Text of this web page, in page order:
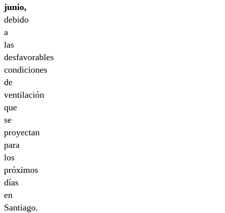
junio,
debido
a
las
desfavorables
condiciones
de
ventilación
que
se
proyectan
para
los
próximos
días
en
Santiago.